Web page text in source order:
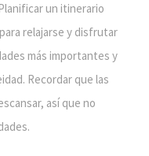
un itinerario
relajarse y disfrutar
más importantes y
Recordar que las
así que no